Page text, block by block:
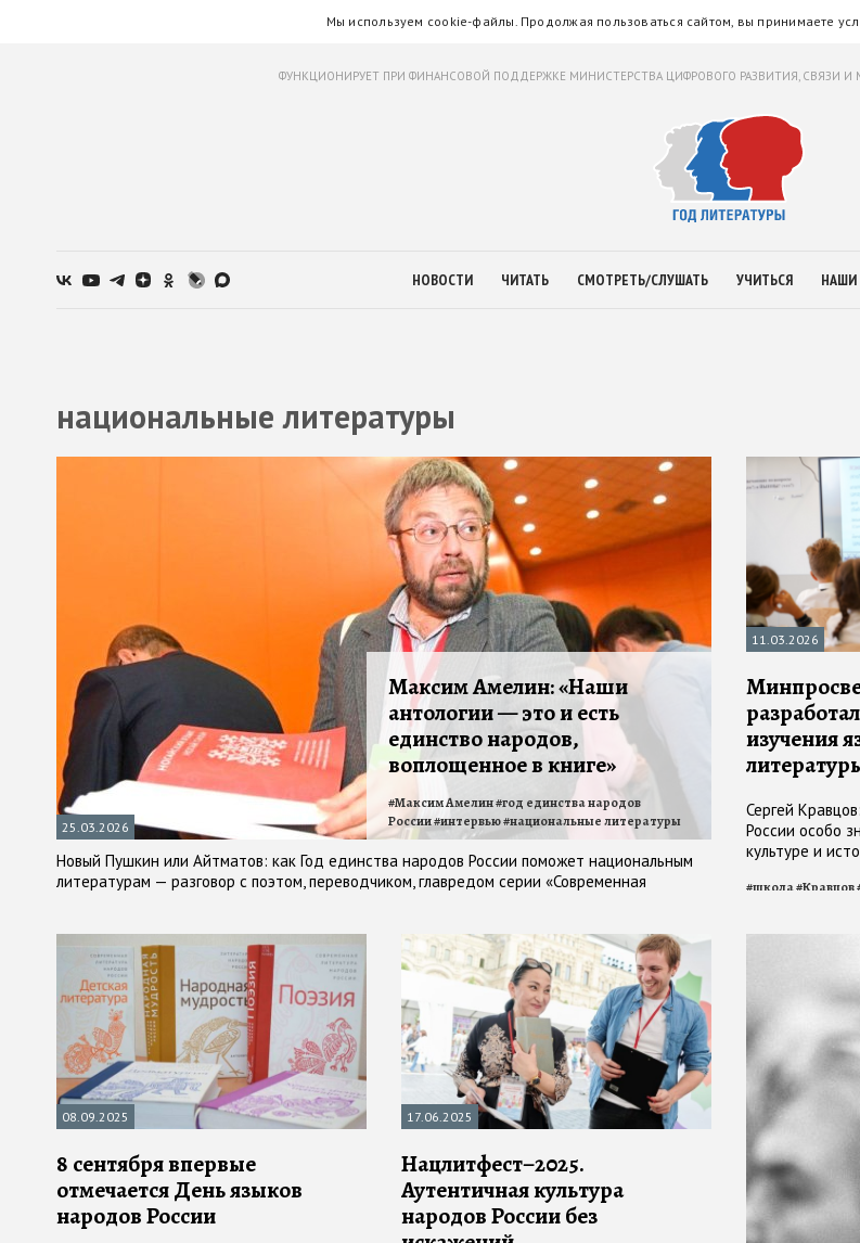
Мы используем cookie-файлы. Продолжая пользоваться сайтом, вы принимаете
ФУНКЦИОНИРУЕТ ПРИ ФИНАНСОВОЙ ПОДДЕРЖКЕ МИНИСТЕРСТВА ЦИФРОВОГО РАЗВИТИЯ, СВЯЗИ
НОВОСТИ ЧИТАТЬ СМОТРЕТЬ/СЛУШАТЬ УЧИТЬСЯ НАШИ
национальные литературы
25.03.2026
Максим Амелин: «Наши
антологии — это и есть
единство народов,
воплощенное в книге»
Новый Пушкин или Айтматов: как Год единства народов России поможет национальным
литературам — разговор с поэтом, переводчиком, главредом серии «Современная
#Максим Амелин#год единства народов
России#интервью#национальные литературы
11.03.2026
изучения
Сергей
России особо
культуре и
#школа#Кравцов
08.09.2025
8 сентября впервые
отмечается День языков
народов России
17.06.2025
Нацлитфест–2025.
Аутентичная культура
народов России без